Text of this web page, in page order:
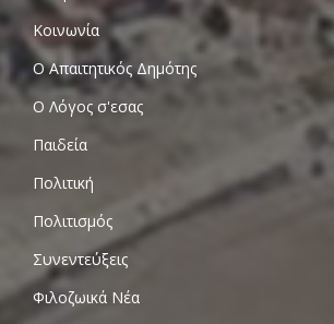
Κοινωνία
Ο Απαιτητικός Δημότης
Ο Λόγος σ'εσας
Παιδεία
Πολιτική
Πολιτισμός
Συνεντεύξεις
Φιλοζωικά Νέα